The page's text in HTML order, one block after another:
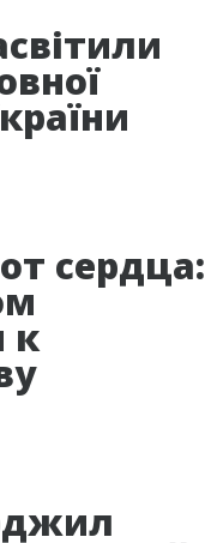
сердца:
к